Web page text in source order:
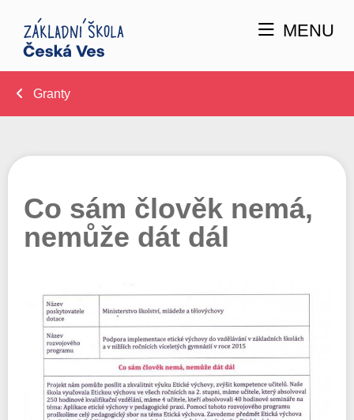
MENU
Granty
Co sám člověk nemá,
nemůže dát dál